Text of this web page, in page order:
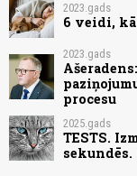
2023.gads
6 veidi,
2023.gads
procesu
2025.gads
TESTS.